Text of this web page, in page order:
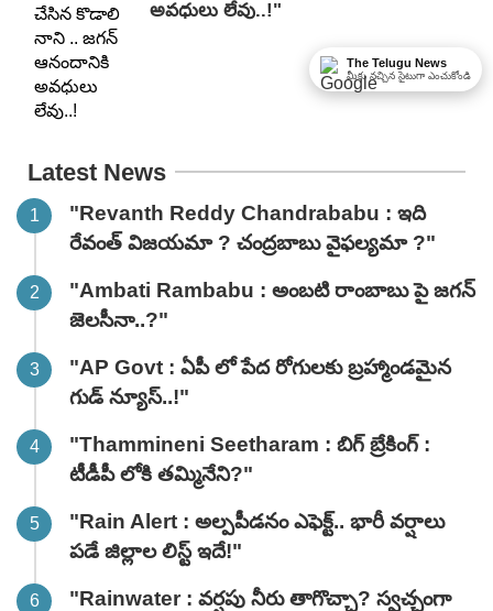
అవధులు లేవు..!"
Latest News
"Revanth Reddy Chandrababu : ఇది
రేవంత్ విజయమా ? చంద్రబాబు వైఫల్యమా ?"
"Ambati Rambabu : అంబటి రాంబాబు పై జగన్
జెలసీనా..?"
"AP Govt : ఏపీ లో పేద రోగులకు బ్రహ్మాండమైన
గుడ్ న్యూస్..!"
"Thammineni Seetharam : బిగ్ బ్రేకింగ్ :
టీడీపీ లోకి తమ్మినేని?"
"Rain Alert : అల్పపీడనం ఎఫెక్ట్.. భారీ వర్షాలు
పడే జిల్లాల లిస్ట్ ఇదే!"
"Rainwater : వర్షపు నీరు తాగొచ్చా? స్వచ్ఛంగా
The Telugu News
మీకు నచ్చిన సైటుగా ఎంచుకోండి